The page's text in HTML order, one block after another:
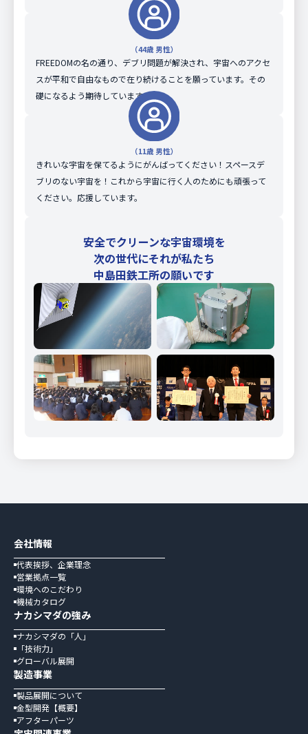
FREEDOMは現在高度約300kmを周回中で
す。早ければ今週中にも・・・
現在高度約240kmを周回中です。今日中
にも再突入の可能性があります。
公的機関によるFREEDOM(ID:41930)の軌
道情報の提供が２月６日をもって終了致し
ました。
これによりFREEDOMは軌道を離脱し、7
日には大気圏に再突入したと思われます。
FREEDOMの名の通り、デブリ問題が解決され、宇宙へのアクセ
スが平和で自由なもので在り続けることを願っています。その
礎になるよう期待しています。
（44歳 男性）
きれいな宇宙を保てるようにがんばってください！スペースデ
ブリのない宇宙を！これから宇宙に行く人のためにも頑張って
ください。応援しています。
（11歳 男性）
安全でクリーンな宇宙環境を
次の世代にそれが私たち
中島田鉄工所の願いです
会社情報
代表挨拶、企業理念
営業拠点一覧
環境へのこだわり
機械カタログ
ナカシマダの強み
ナカシマダの「人」
「技術力」
グローバル展開
製造事業
製品展開について
金型開発【概要】
アフターパーツ